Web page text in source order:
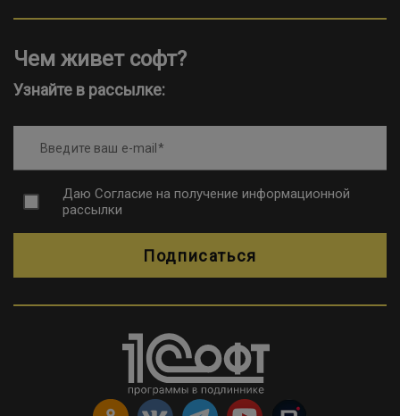
Чем живет софт?
Узнайте в рассылке:
Введите ваш e-mail
Даю Согласие на получение информационной
рассылки
Подписаться